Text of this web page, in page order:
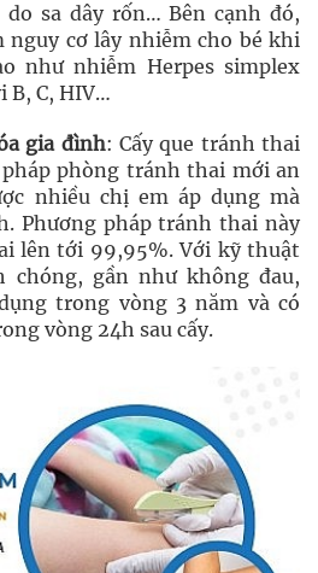
sa dây rốn… Bên cạnh đó,
nguy cơ lây nhiễm cho bé khi
như nhiễm Herpes simplex
B, C, HIV…
gia đình: Cấy que tránh thai
phòng tránh thai mới an
nhiều chị em áp dụng mà
Phương pháp tránh thai này
lên tới 99,95%. Với kỹ thuật
chóng, gần như không đau,
trong vòng 3 năm và có
vòng 24h sau cấy.